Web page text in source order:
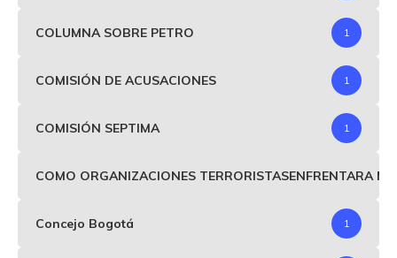
COLUMNA SOBRE PETRO 1
COMISIÓN DE ACUSACIONES 1
COMISIÓN SEPTIMA 1
COMO ORGANIZACIONES TERRORISTASENFRENTARA
Concejo Bogotá 1